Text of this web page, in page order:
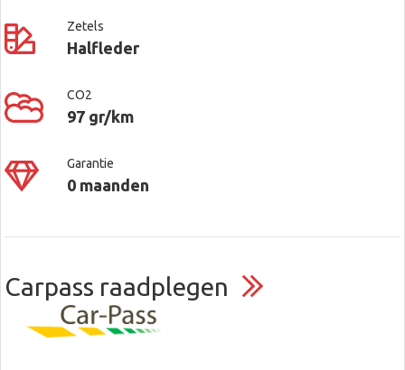
Zetels
Halfleder
CO2
97 gr/km
Garantie
0 maanden
Carpass raadplegen